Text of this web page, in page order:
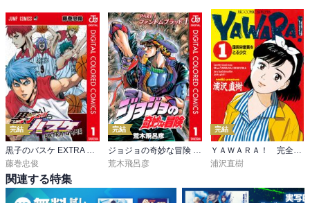
完結
藤巻忠俊
完結
荒木飛呂彦
完結
浦沢直樹
関連する特集